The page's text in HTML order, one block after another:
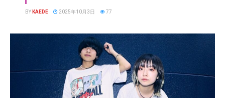
BY KAEDE 2025年10月3日 77